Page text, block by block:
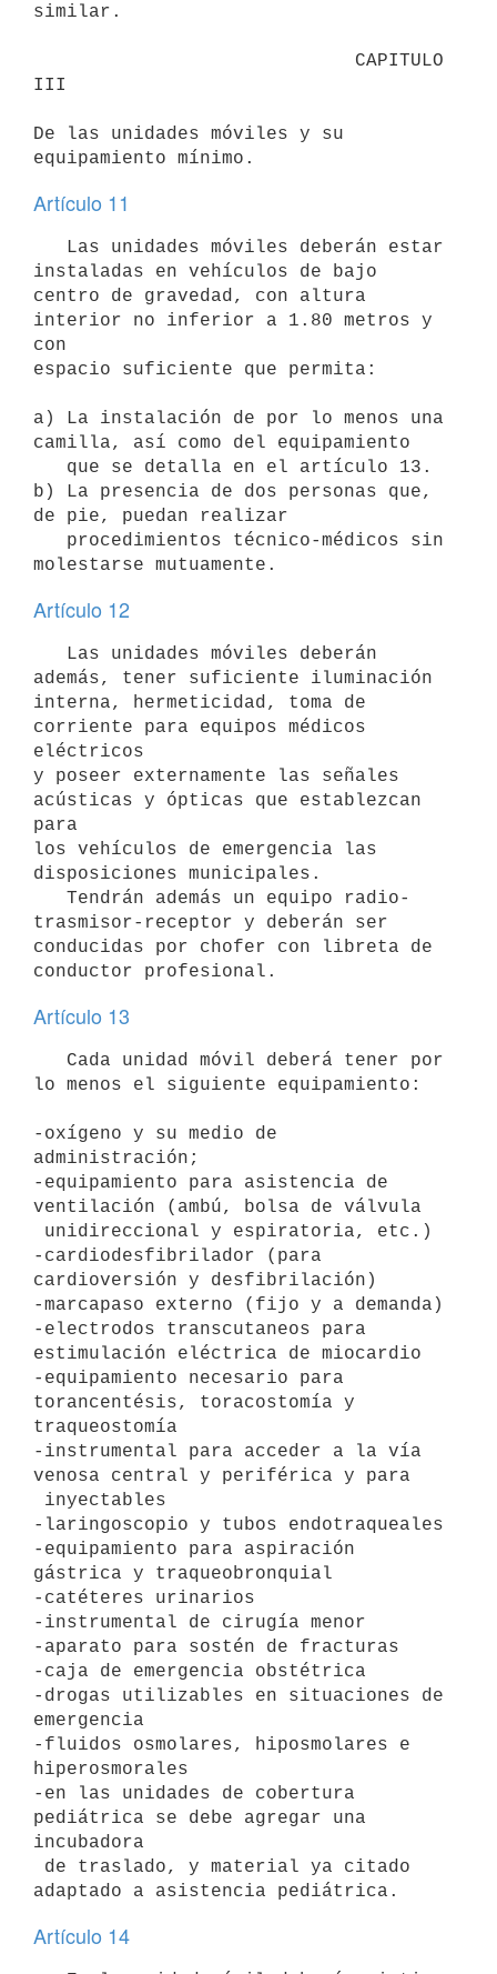
similar.
III
De las unidades móviles y su
Artículo 11
instaladas en vehículos de bajo
centro de gravedad, con altura
interior no inferior a 1.80 metros y
con
espacio suficiente que permita:
a) La instalación de por lo menos una
camilla, así como del equipamiento
b) La presencia de dos personas que,
de pie, puedan realizar
molestarse mutuamente.
Artículo 12
además, tener suficiente iluminación
interna, hermeticidad, toma de
corriente para equipos médicos
eléctricos
y poseer externamente las señales
acústicas y ópticas que establezcan
para
los vehículos de emergencia las
disposiciones municipales.
trasmisor-receptor y deberán ser
conducidas por chofer con libreta de
conductor profesional.
Artículo 13
lo menos el siguiente equipamiento:
-oxígeno y su medio de
administración;
-equipamiento para asistencia de
ventilación (ambú, bolsa de válvula
-cardiodesfibrilador (para
cardioversión y desfibrilación)
-marcapaso externo (fijo y a demanda)
-electrodos transcutaneos para
estimulación eléctrica de miocardio
-equipamiento necesario para
torancentésis, toracostomía y
traqueostomía
-instrumental para acceder a la vía
venosa central y periférica y para
-laringoscopio y tubos endotraqueales
-equipamiento para aspiración
gástrica y traqueobronquial
-catéteres urinarios
-instrumental de cirugía menor
-aparato para sostén de fracturas
-caja de emergencia obstétrica
-drogas utilizables en situaciones de
emergencia
-fluidos osmolares, hiposmolares e
hiperosmorales
-en las unidades de cobertura
pediátrica se debe agregar una
incubadora
adaptado a asistencia pediátrica.
Artículo 14